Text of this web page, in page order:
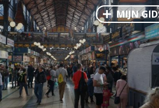
Barcelona Dubai
Milaan
Mechelen Venetië
Florence
MIJN